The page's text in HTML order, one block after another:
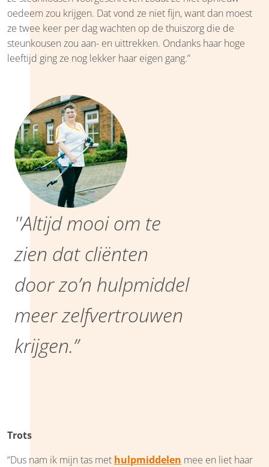
oedeem zou krijgen. Dat vond ze niet fijn, want dan moest
ze twee keer per dag wachten op de thuiszorg die de
steunkousen zou aan- en uittrekken. Ondanks haar hoge
leeftijd ging ze nog lekker haar eigen gang.”
''Altijd mooi om te
zien dat cliënten
door zo’n hulpmiddel
meer zelfvertrouwen
krijgen.”
Trots
“Dus nam ik mijn tas met hulpmiddelen mee en liet haar